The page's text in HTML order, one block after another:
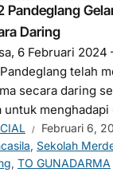
Pandeglang
Daring
6 Februari 2024
telah
secara daring
untuk menghadapi
Februari 6,
, Sekolah
, TO GUNADARMA